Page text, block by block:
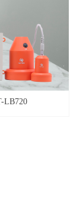
LB720